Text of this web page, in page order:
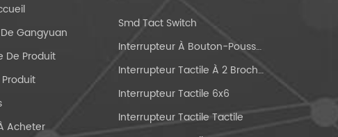
Gangyuan
De Produit
Acheter
Smd Tact Switch
Interrupteur À Bouton-Poussoir
Interrupteur Tactile À 2 Broches
Interrupteur Tactile 6x6
Interrupteur Tactile Tactile